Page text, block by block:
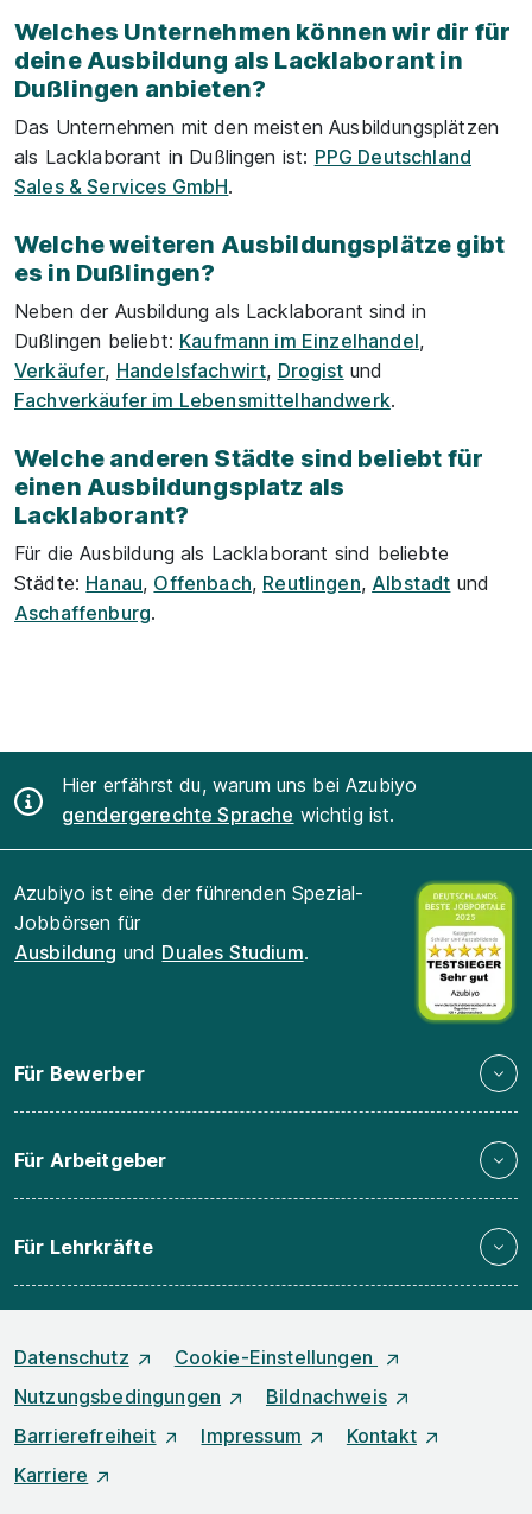
Welches Unternehmen können wir dir für
deine Ausbildung als Lacklaborant in
Dußlingen anbieten?
Das Unternehmen mit den meisten Ausbildungsplätzen
als Lacklaborant in Dußlingen ist: PPG Deutschland
Sales & Services GmbH.
Welche weiteren Ausbildungsplätze gibt
es in Dußlingen?
Neben der Ausbildung als Lacklaborant sind in
Dußlingen beliebt: Kaufmann im Einzelhandel,
Verkäufer, Handelsfachwirt, Drogist und
Fachverkäufer im Lebensmittelhandwerk.
Welche anderen Städte sind beliebt für
einen Ausbildungsplatz als
Lacklaborant?
Für die Ausbildung als Lacklaborant sind beliebte
Städte: Hanau, Offenbach, Reutlingen, Albstadt und
Aschaffenburg.
Hier erfährst du, warum uns bei Azubiyo
gendergerechte Sprache wichtig ist.
Azubiyo ist eine der führenden Spezial-
Jobbörsen für
Ausbildung und Duales Studium.
Für Bewerber
Für Arbeitgeber
Für Lehrkräfte
Datenschutz
Cookie-Einstellungen
Nutzungsbedingungen
Bildnachweis
Barrierefreiheit
Impressum
Kontakt
Karriere